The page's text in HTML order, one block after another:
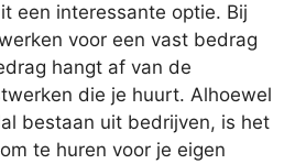
een interessante optie. Bij
voor een vast bedrag
hangt af van de
die je huurt. Alhoewel
bestaan uit bedrijven, is het
te huren voor je eigen